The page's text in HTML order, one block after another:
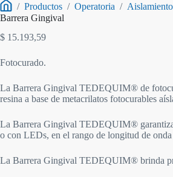
Inicio
/ Productos / Operatoria / Aislamiento
Barrera Gingival
$ 15.193,59
Fotocurado.
La Barrera Gingival TEDEQUIM® de
resina a base de metacrilatos fotocurables
La Barrera Gingival TEDEQUIM® garantiza
o con LEDs, en el rango de longitud de
La Barrera Gingival TEDEQUIM® brinda